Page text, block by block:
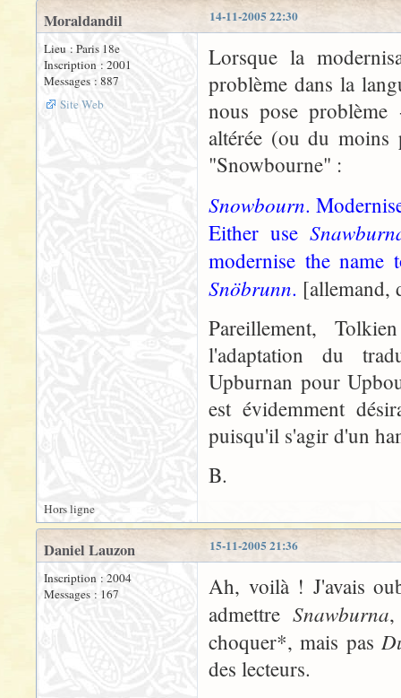
14-11-2005 22:30
Moraldandil
Lieu : Paris 18e
Inscription : 2001
Messages : 887
Site Web
Lorsque la
problème dans la
nous pose
altérée (ou du moins
"Snowbourne" :
Snowbourn.
Either use
modernise the
Snöbrunn. [allemand,
Pareillement,
l'adaptation du
Upburnan pour
est évidemment
puisqu'il s'agir d'un
B.
Hors ligne
15-11-2005 21:36
Daniel Lauzon
Inscription : 2004
Messages : 167
Ah, voilà ! J'avais
admettre Snawburna,
choquer*, mais pas
des lecteurs.